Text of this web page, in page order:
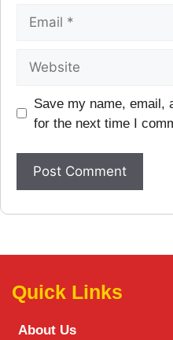
Save my name, email,
for the next time I
Quick Links
About Us